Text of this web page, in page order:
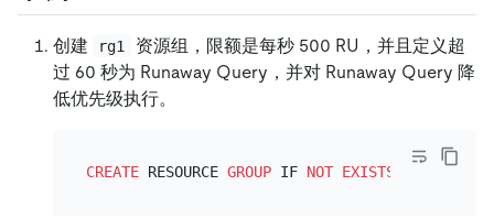
创建 rg1
资源组，限额是每秒 500 RU，并且定义超
过 60 秒为 Runaway Query，并对 Runaway Query 降
低优先级执行。
CREATE RESOURCE GROUP IF NOT EXISTS rg1